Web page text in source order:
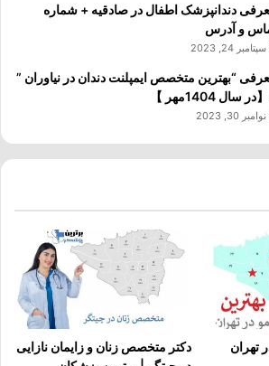
دندانپزشک اطفال در صادقیه + شماره
و آدرس
سپتامبر 24, 2023
“بهترین متخصص ایمپلنت دندان در نیاوران ”
سال 1404مهر 】
نوامبر 30, 2023
تهران
دکتر متخصص زنان و زایمان نازایی